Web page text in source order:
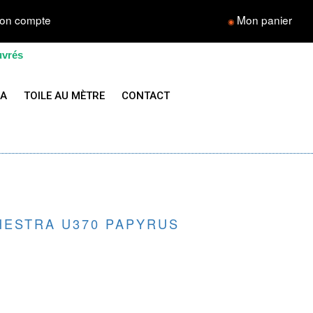
compte ◉ Mon panier
TOILE AU MÈTRE CONTACT
U370 PAPYRUS